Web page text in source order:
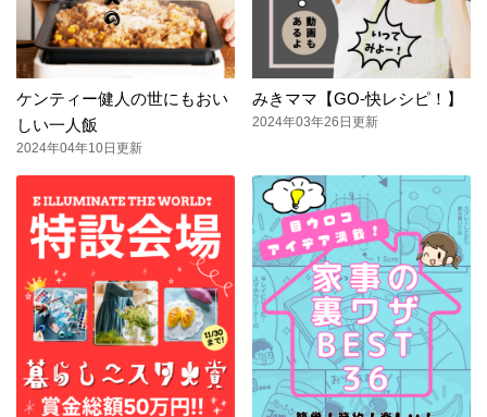
ケンティー健人の世にもおい
しい一人飯
2024年04年10日更新
みきママ【GO-快レシピ！】
2024年03年26日更新